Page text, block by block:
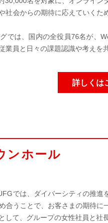
社会からの期待に応えていく
では、国内の全役員76名が、
業員と日々の課題認識や考えを
詳しくは
ンホール
では、ダイバーシティの推
合うことで、お客さまの期待
して、グループの女性社員と社